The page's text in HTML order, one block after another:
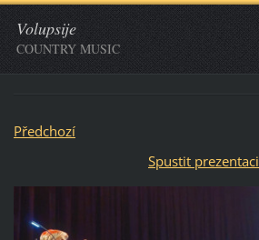
Volupsije
COUNTRY MUSIC
Předchozí
Spustit prezentaci